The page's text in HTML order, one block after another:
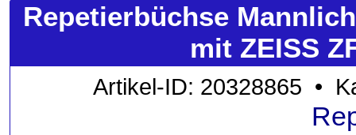
Repetierbüchse
mit ZEISS
Artikel-ID: 20328865 •